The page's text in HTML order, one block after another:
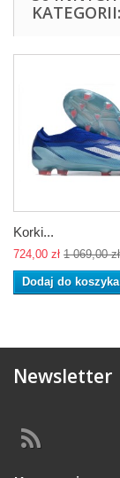
KATEGORII:
Korki...
724,00 zł 1 069,00 zł
Dodaj do koszyka
Newsletter